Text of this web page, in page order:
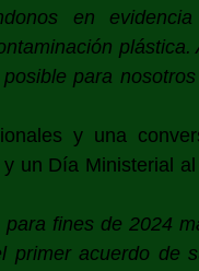
en
plástica.
para
y una
un Día Ministerial
fines de 2024
primer acuerdo de